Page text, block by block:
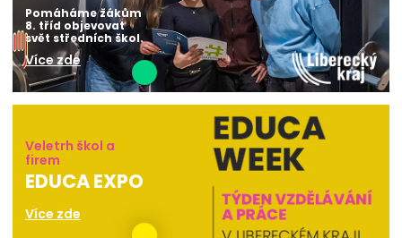
Pomáháme žákům
8. tříd objevovat
svět středních škol.
Více zde
Veletrh škol a
firem
EDUCA EXPO
Více zde